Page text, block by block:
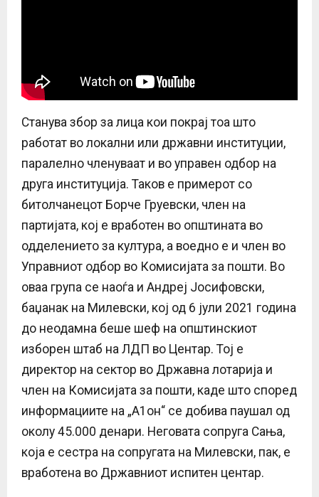
Станува збор за лица кои покрај тоа што
работат во локални или државни институции,
паралелно членуваат и во управен одбор на
друга институција. Таков е примерот со
битолчанецот Борче Груевски, член на
партијата, кој е вработен во општината во
одделението за култура, а воедно е и член во
Управниот одбор во Комисијата за пошти. Во
оваа група се наоѓа и Андреј Јосифовски,
баџанак на Милевски, кој од 6 јули 2021 година
до неодамна беше шеф на општинскиот
изборен штаб на ЛДП во Центар. Тој е
директор на сектор во Државна лотарија и
член на Комисијата за пошти, каде што според
информациите на „А1он“ се добива паушал од
околу 45.000 денари. Неговата сопруга Сања,
која е сестра на сопругата на Милевски, пак, е
вработена во Државниот испитен центар.